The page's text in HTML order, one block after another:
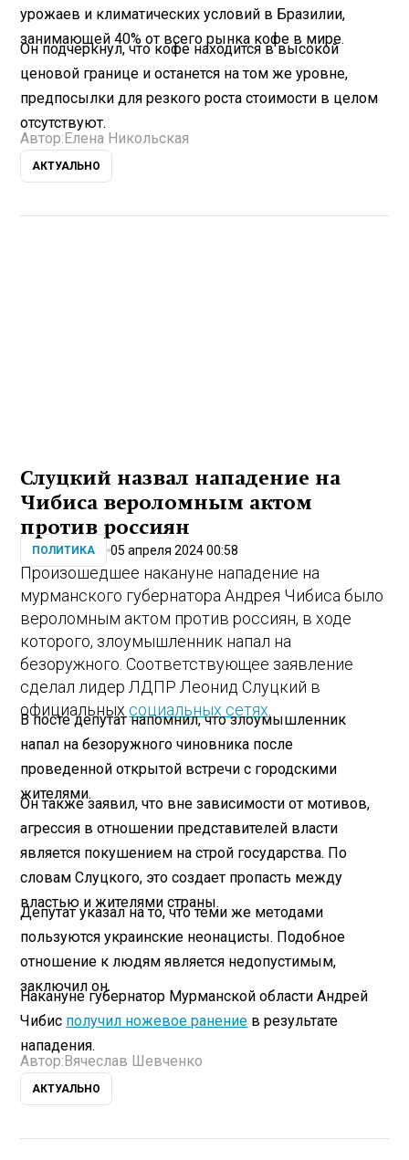
урожаев и климатических условий в Бразилии,
занимающей 40% от всего рынка кофе в мире.
Он подчеркнул, что кофе находится в высокой
ценовой границе и останется на том же уровне,
предпосылки для резкого роста стоимости в целом
отсутствуют.
Автор: Елена Никольская
АКТУАЛЬНО
Слуцкий назвал нападение на
Чибиса вероломным актом
против россиян
ПОЛИТИКА 05 апреля 2024 00:58
Произошедшее накануне нападение на
мурманского губернатора Андрея Чибиса было
вероломным актом против россиян, в ходе
которого, злоумышленник напал на
безоружного. Соответствующее заявление
сделал лидер ЛДПР Леонид Слуцкий в
официальных социальных сетях
В посте депутат напомнил, что злоумышленник
напал на безоружного чиновника после
проведенной открытой встречи с городскими
жителями.
Он также заявил, что вне зависимости от мотивов,
агрессия в отношении представителей власти
является покушением на строй государства. По
словам Слуцкого, это создает пропасть между
властью и жителями страны.
Депутат указал на то, что теми же методами
пользуются украинские неонацисты. Подобное
отношение к людям является недопустимым,
заключил он.
Накануне губернатор Мурманской области Андрей
Чибис получил ножевое ранение в результате
нападения.
Автор:Вячеслав Шевченко
АКТУАЛЬНО